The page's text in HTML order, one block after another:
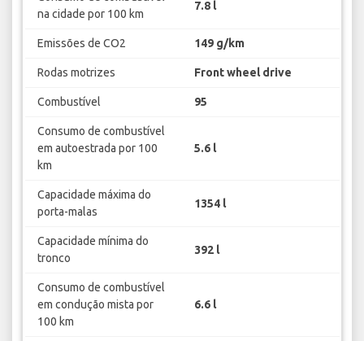
na cidade por 100 km
7.8 l
Emissões de CO2 149 g/km
Rodas motrizes Front wheel drive
Combustível 95
Consumo de combustível
em autoestrada por 100
km
5.6 l
Capacidade máxima do
porta-malas
1354 l
Capacidade mínima do
tronco
392 l
Consumo de combustível
em condução mista por
100 km
6.6 l